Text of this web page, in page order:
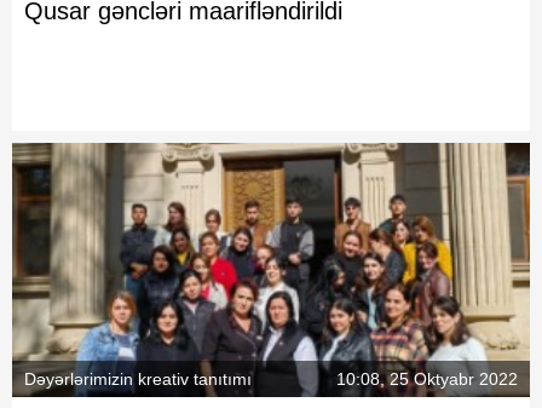
Qusar gəncləri maarifləndirildi
Dəyərlərimizin kreativ tanıtımı 10:08, 25 Oktyabr 2022